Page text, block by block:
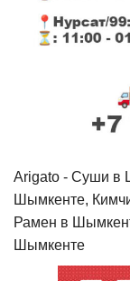
Arigato - Cуши в
Шымкенте,
Рамен в
Шымкенте